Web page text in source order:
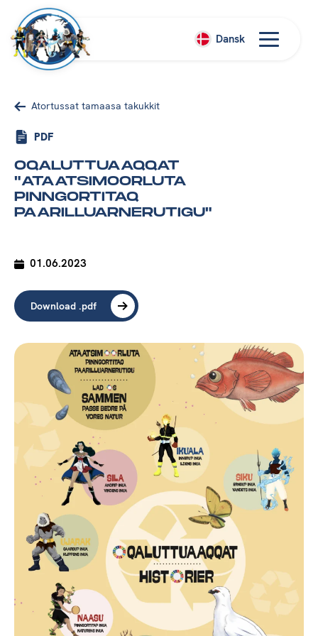
Dansk
Atortussat tamaasa takukkit
PDF
OQALUTTUAAQQAT
"ATAATSIMOORLUTA
PINNGORTITAQ
PAARILLUARNERUTIGU"
01.06.2023
Download .pdf